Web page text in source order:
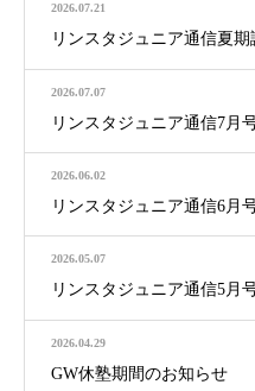
2026.07.21
リンスタジュニア通信夏
2026.07.07
リンスタジュニア通信7月
2026.06.02
リンスタジュニア通信6月
2026.05.07
リンスタジュニア通信5月
2026.04.29
GW休塾期間のお知らせ